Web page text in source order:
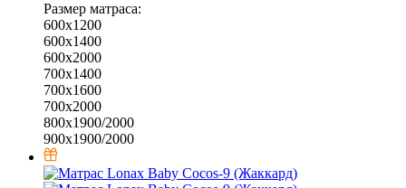
Размер матраса:
600х1200
600х1400
600х2000
700х1400
700х1600
700х2000
800х1900/2000
900х1900/2000